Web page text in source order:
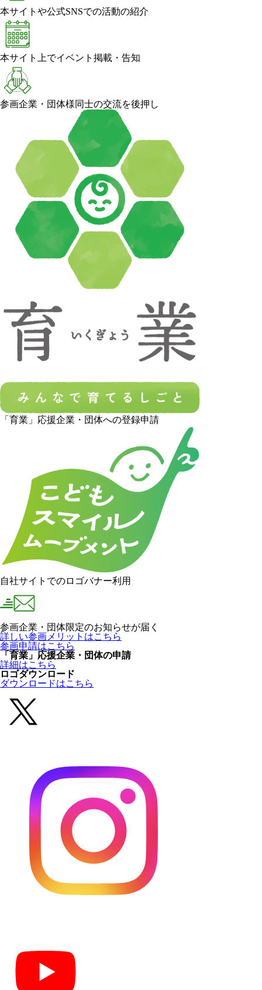
本サイトや公式SNSでの活動の紹介
本サイト上でイベント掲載・告知
参画企業・団体様同士の交流を後押し
「育業」応援企業・団体への登録申請
自社サイトでのロゴバナー利用
参画企業・団体限定のお知らせが届く
詳しい参画メリットはこちら
参画申請はこちら
「育業」応援企業・団体の申請
詳細はこちら
ロゴダウンロード
ダウンロードはこちら